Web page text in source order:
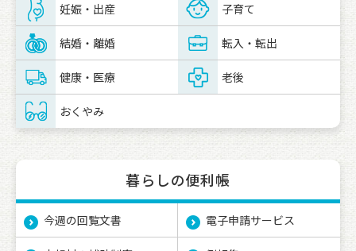
妊娠・出産 子育て
結婚・離婚 転入・転出
健康・医療 老後
おくやみ
暮らしの便利帳
今週の回覧文書 電子申請サービス